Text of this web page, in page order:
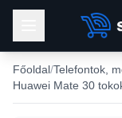
Főoldal Telefontok,
Huawei Mate 30